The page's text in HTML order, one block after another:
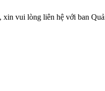
xin vui lòng liên hệ với ban